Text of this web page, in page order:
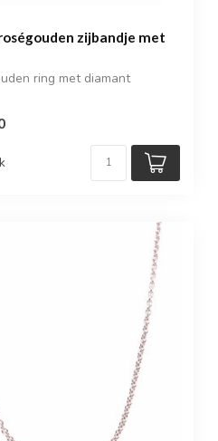
zijbandje met
ring met diamant